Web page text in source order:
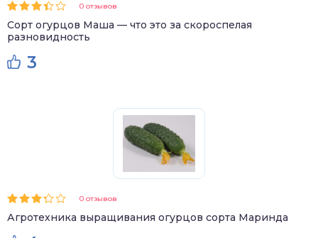
0 отзывов
Сорт огурцов Маша — что это за скороспелая
разновидность
3
0 отзывов
Агротехника выращивания огурцов сорта Маринда